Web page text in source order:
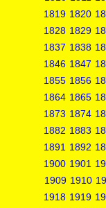
1819 1820
1828 1829
1837 1838
1846 1847
1855 1856
1864 1865
1873 1874
1882 1883
1891 1892
1900 1901
1909 1910
1918 1919